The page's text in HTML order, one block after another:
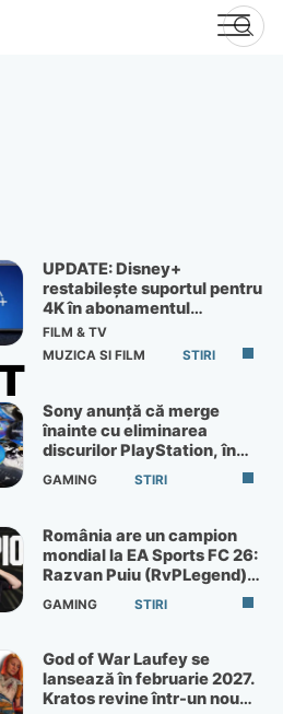
UPDATE: Disney+
restabilește suportul pentru
4K în abonamentul
Premium
FILM & TV
MUZICA SI FILM
STIRI
Sony anunță că merge
înainte cu eliminarea
discurilor PlayStation, în
ciuda protestelor
GAMING STIRI
România are un campion
mondial la EA Sports FC 26:
Razvan Puiu (RvPLegend)
câștigă turneul de la Paris
GAMING STIRI
God of War Laufey se
lansează în februarie 2027.
Kratos revine într-un nou